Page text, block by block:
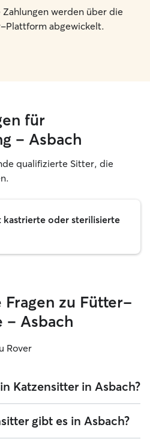
Zahlungen werden über die
Plattform abgewickelt.
für
– Asbach
qualifizierte Sitter, die
oder sterilisierte
Fragen zu Fütter-
– Asbach
Rover
Katzensitter in Asbach?
bei Rover frei festlegen. Die
für einen Rover-Katzensitter in
gibt es in Asbach?